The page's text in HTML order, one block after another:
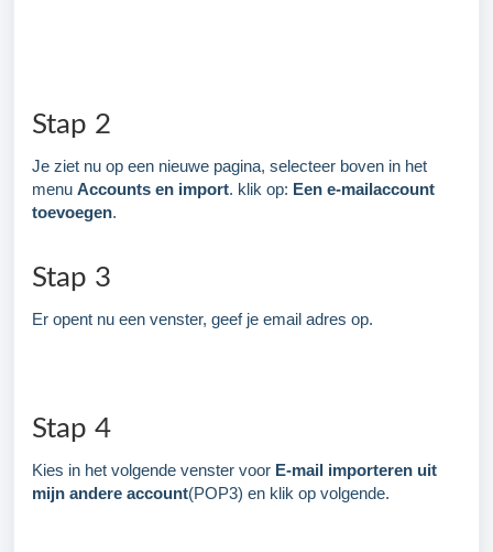
Stap 2
Je ziet nu op een nieuwe pagina, selecteer boven in het
menu Accounts en import. klik op: Een e-mailaccount
toevoegen.
Stap 3
Er opent nu een venster, geef je email adres op.
Stap 4
Kies in het volgende venster voor E-mail importeren uit
mijn andere account(POP3) en klik op volgende.